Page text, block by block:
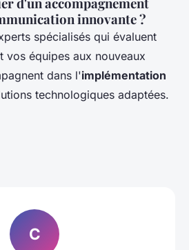
innovante ?
spécialisés qui évaluent
vos équipes aux nouveaux
dans l'implémentation
technologiques adaptées.
C